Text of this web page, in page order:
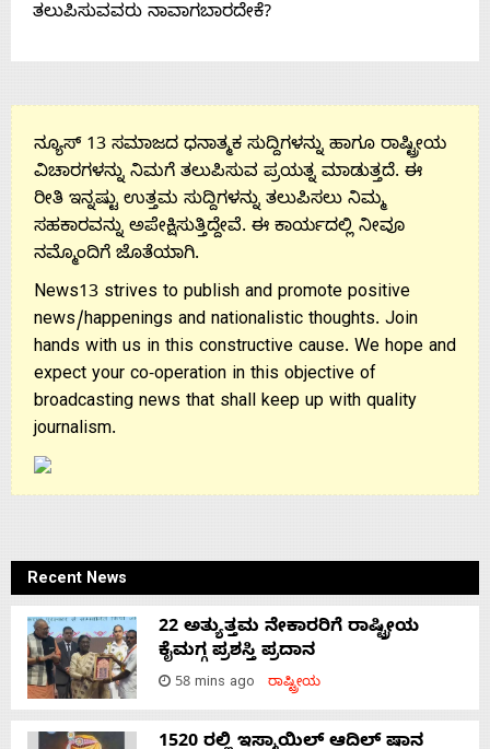
ತಲುಪಿಸುವವರು ನಾವಾಗಬಾರದೇಕೆ?
ನ್ಯೂಸ್ 13 ಸಮಾಜದ ಧನಾತ್ಮಕ ಸುದ್ದಿಗಳನ್ನು ಹಾಗೂ ರಾಷ್ಟ್ರೀಯ
ವಿಚಾರಗಳನ್ನು ನಿಮಗೆ ತಲುಪಿಸುವ ಪ್ರಯತ್ನ ಮಾಡುತ್ತದೆ. ಈ
ರೀತಿ ಇನ್ನಷ್ಟು ಉತ್ತಮ ಸುದ್ದಿಗಳನ್ನು ತಲುಪಿಸಲು ನಿಮ್ಮ
ಸಹಕಾರವನ್ನು ಅಪೇಕ್ಷಿಸುತ್ತಿದ್ದೇವೆ. ಈ ಕಾರ್ಯದಲ್ಲಿ ನೀವೂ
ನಮ್ಮೊಂದಿಗೆ ಜೊತೆಯಾಗಿ.
News13 strives to publish and promote positive
news/happenings and nationalistic thoughts. Join
hands with us in this constructive cause. We hope and
expect your co-operation in this objective of
broadcasting news that shall keep up with quality
journalism.
Recent News
22 ಅತ್ಯುತ್ತಮ ನೇಕಾರರಿಗೆ ರಾಷ್ಟ್ರೀಯ
ಕೈಮಗ್ಗ ಪ್ರಶಸ್ತಿ ಪ್ರದಾನ
58 mins ago ರಾಷ್ಟ್ರೀಯ
1520 ರಲ್ಲಿ ಇಸ್ಮಾಯಿಲ್ ಆದಿಲ್ ಷಾನ